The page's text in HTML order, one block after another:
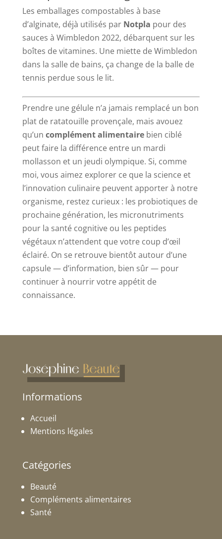
Les emballages compostables à base
d’alginate, déjà utilisés par Notpla pour des
sauces à Wimbledon 2022, débarquent sur les
boîtes de vitamines. Une miette de Wimbledon
dans la salle de bains, ça change de la balle de
tennis perdue sous le lit.
Prendre une gélule n’a jamais remplacé un bon
plat de ratatouille provençale, mais avouez
qu’un complément alimentairebien ciblé
peut faire la différence entre un mardi
mollasson et un jeudi olympique. Si, comme
moi, vous aimez explorer ce que la science et
l’innovation culinaire peuvent apporter à notre
organisme, restez curieux : les probiotiques de
prochaine génération, les micronutriments
pour la santé cognitive ou les peptides
végétaux n’attendent que votre coup d’œil
éclairé. On se retrouve bientôt autour d’une
capsule — d’information, bien sûr — pour
continuer à nourrir votre appétit de
connaissance.
Informations
Accueil
Mentions légales
Catégories
Beauté
Compléments alimentaires
Santé